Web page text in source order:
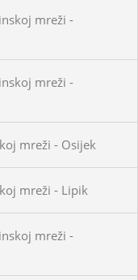
mreži -
mreži -
mreži - Osijek
mreži - Lipik
mreži -